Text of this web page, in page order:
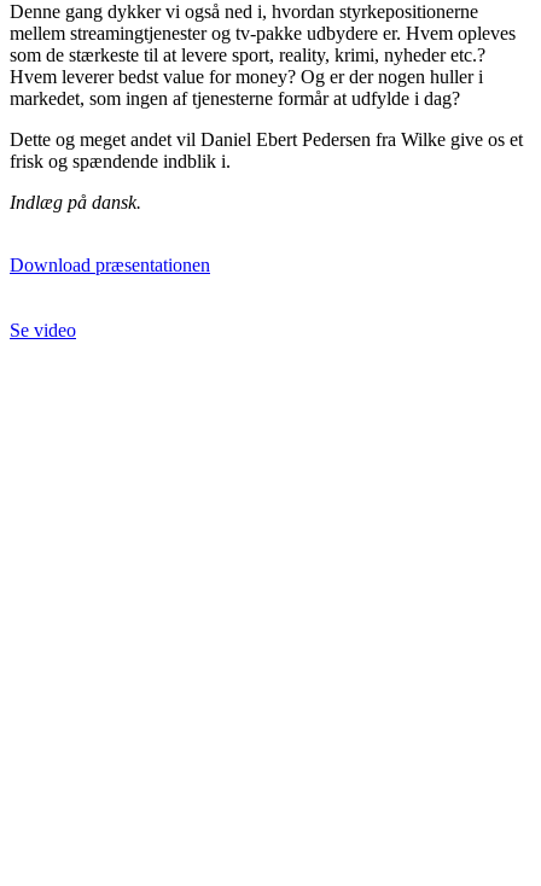
Denne gang dykker vi også ned i, hvordan styrkepositionerne
mellem streamingtjenester og tv-pakke udbydere er. Hvem opleves
som de stærkeste til at levere sport, reality, krimi, nyheder etc.?
Hvem leverer bedst value for money? Og er der nogen huller i
markedet, som ingen af tjenesterne formår at udfylde i dag?
Dette og meget andet vil Daniel Ebert Pedersen fra Wilke give os et
frisk og spændende indblik i.
Indlæg på dansk.
Download præsentationen
Se video